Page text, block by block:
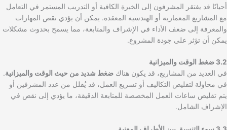
أحيانًا قد يفتقر المشرفون إلى الخبرة الكافية أو التدريب المستمر في التعامل
مع المشاريع المعمارية أو الهندسية المعقدة. يمكن أن يؤدي نقص المهارات
والمعرفة إلى ضعف الأداء في الإشراف والمتابعة، مما يسمح بحدوث مشكلات
يمكن أن تؤثر على جودة المشروع.
3.2 ضغط الوقت والميزانية
في العديد من المشاريع، قد يكون هناك ضغط شديد من حيث الوقت والميزانية.
في محاولة لتقليص التكاليف أو تسريع العمل، قد يُقلل من عدد المشرفين أو
يتم تقليص ساعات العمل المخصصة للمتابعة الدقيقة، ما يؤدي إلى نقص في
الإشراف الشامل.